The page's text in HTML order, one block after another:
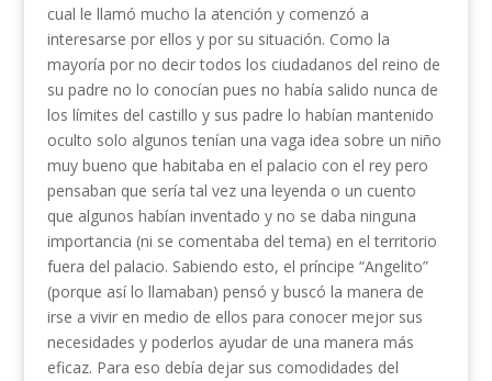
cual le llamó mucho la atención y comenzó a
interesarse por ellos y por su situación. Como la
mayoría por no decir todos los ciudadanos del reino de
su padre no lo conocían pues no había salido nunca de
los límites del castillo y sus padre lo habían mantenido
oculto solo algunos tenían una vaga idea sobre un niño
muy bueno que habitaba en el palacio con el rey pero
pensaban que sería tal vez una leyenda o un cuento
que algunos habían inventado y no se daba ninguna
importancia (ni se comentaba del tema) en el territorio
fuera del palacio. Sabiendo esto, el príncipe “Angelito”
(porque así lo llamaban) pensó y buscó la manera de
irse a vivir en medio de ellos para conocer mejor sus
necesidades y poderlos ayudar de una manera más
eficaz. Para eso debía dejar sus comodidades del